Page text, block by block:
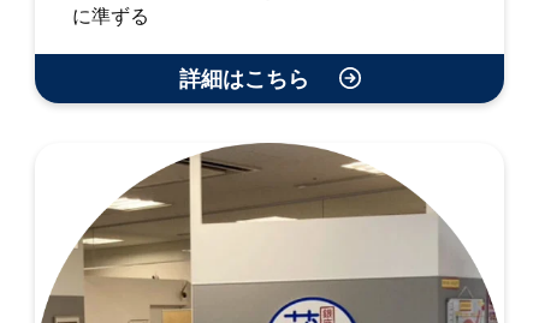
に準ずる
詳細はこちら